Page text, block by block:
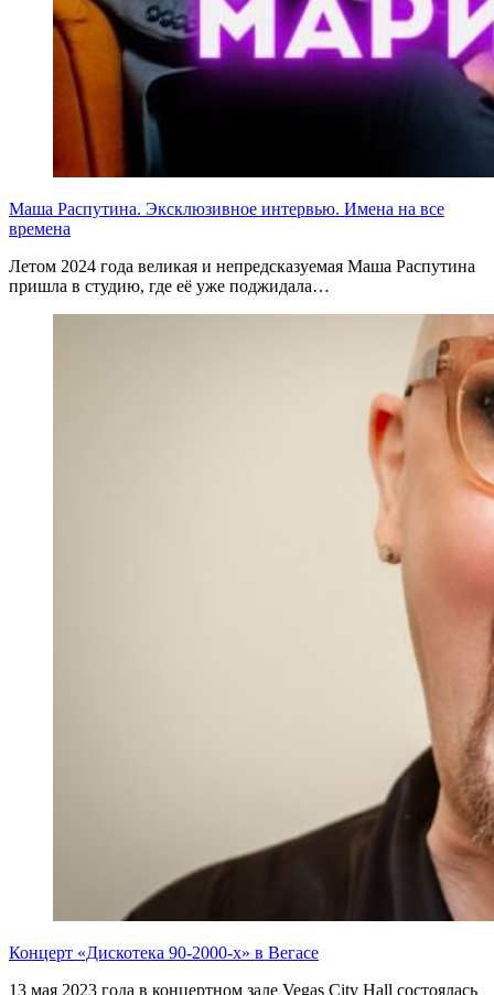
Маша Распутина. Эксклюзивное интервью. Имена на все
времена
Летом 2024 года великая и непредсказуемая Маша Распутина
пришла в студию, где её уже поджидала…
Концерт «Дискотека 90-2000-х» в Вегасе
13 мая 2023 года в концертном зале Vegas City Hall состоялась